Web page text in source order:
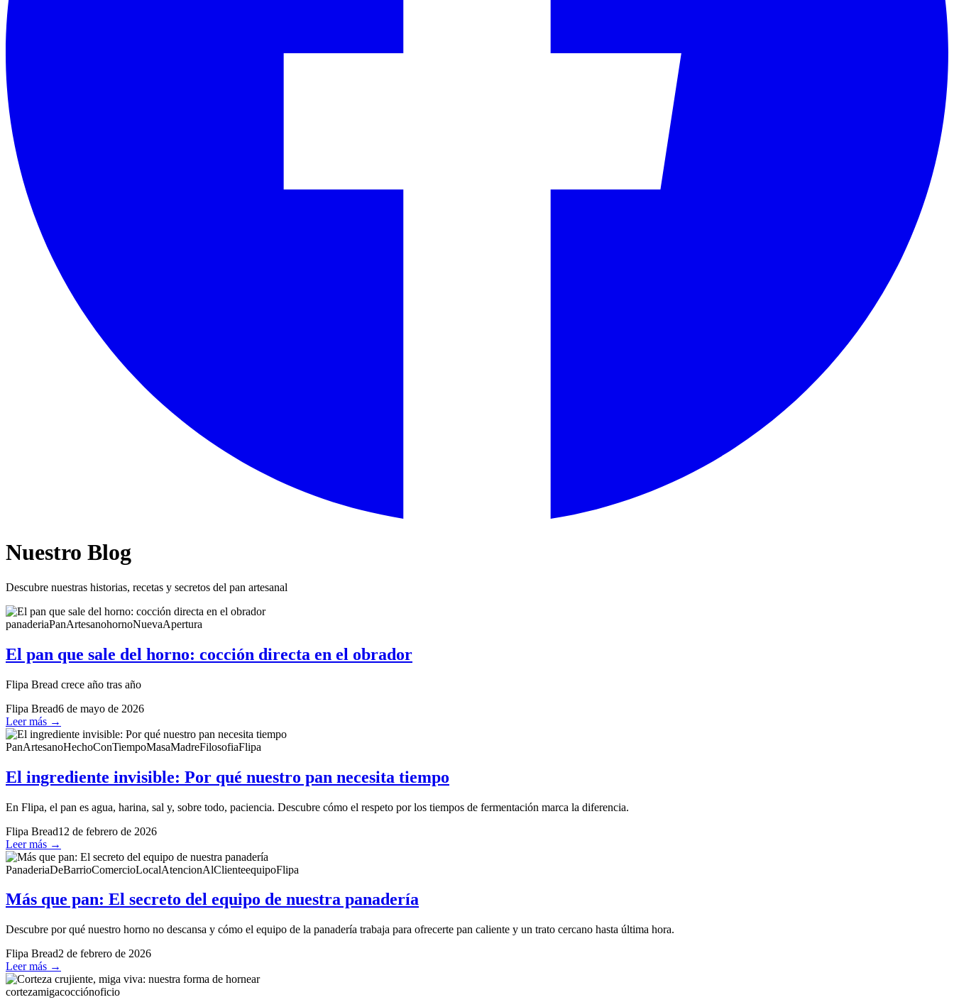
Nuestro Blog
Descubre nuestras historias, recetas y secretos del pan artesanal
panaderiaPanArtesanohornoNuevaApertura
El pan que sale del horno: cocción directa en el obrador
Flipa Bread crece año tras año
Flipa Bread6 de mayo de 2026
Leer más →
PanArtesanoHechoConTiempoMasaMadreFilosofiaFlipa
El ingrediente invisible: Por qué nuestro pan necesita tiempo
En Flipa, el pan es agua, harina, sal y, sobre todo, paciencia. Descubre cómo el respeto por los tiempos de fermentación marca la diferencia.
Flipa Bread12 de febrero de 2026
Leer más →
PanaderiaDeBarrioComercioLocalAtencionAlClienteequipoFlipa
Más que pan: El secreto del equipo de nuestra panadería
Descubre por qué nuestro horno no descansa y cómo el equipo de la panadería trabaja para ofrecerte pan caliente y un trato cercano hasta última hora.
Flipa Bread2 de febrero de 2026
Leer más →
cortezamigacocciónoficio